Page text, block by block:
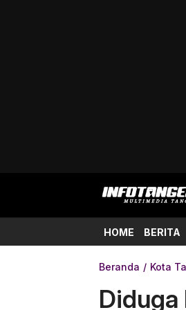
HOME BERITA
Beranda Kota
Diduga